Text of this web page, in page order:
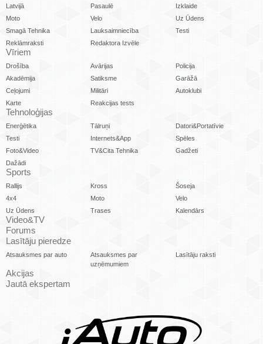
Latvijā Pasaulē
Izklaide
Moto
Velo
Uz Ūdens
Smagā Tehnika
Lauksaimniecība
Testi
Reklāmraksti
Redaktora Izvēle
Vīriem
Drošība Avārijas
Policija
Akadēmija
Satiksme
Garāžā
Ceļojumi
Militāri
Autoklubi
Karte
Reakcijas tests
Tehnoloģijas
Enerģētika Tālruņi
Datori&Portatīvie
Testi
Internets&App
Spēles
Foto&Video
TV&Cita Tehnika
Gadžeti
Dažādi
Sports
Rallijs Kross
Šoseja
4x4
Moto
Velo
Uz Ūdens
Trases Kalendārs
Video&TV
Forums
Lasītāju pieredze
Atsauksmes par auto
Atsauksmes par
uzņēmumiem
Lasītāju raksti
Akcijas
Jautā ekspertam